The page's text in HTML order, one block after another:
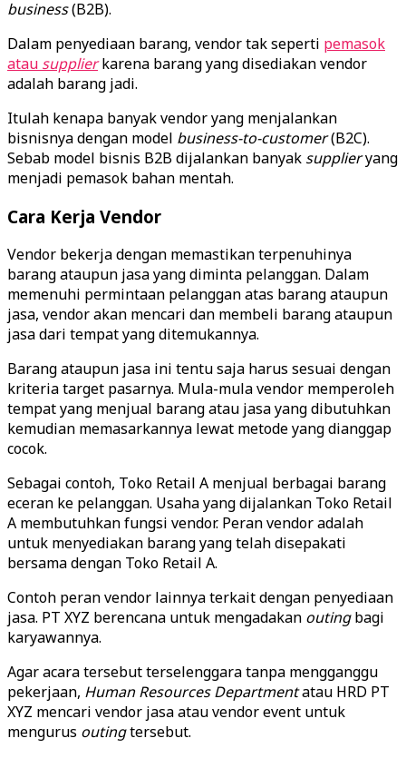
business(B2B).
Dalam penyediaan barang, vendor tak seperti pemasok
atau supplierkarena barang yang disediakan vendor
adalah barang jadi.
Itulah kenapa banyak vendor yang menjalankan
bisnisnya dengan model business-to-customer(B2C).
Sebab model bisnis B2B dijalankan banyak supplieryang
menjadi pemasok bahan mentah.
Cara Kerja Vendor
Vendor bekerja dengan memastikan terpenuhinya
barang ataupun jasa yang diminta pelanggan. Dalam
memenuhi permintaan pelanggan atas barang ataupun
jasa, vendor akan mencari dan membeli barang ataupun
jasa dari tempat yang ditemukannya.
Barang ataupun jasa ini tentu saja harus sesuai dengan
kriteria target pasarnya. Mula-mula vendor memperoleh
tempat yang menjual barang atau jasa yang dibutuhkan
kemudian memasarkannya lewat metode yang dianggap
cocok.
Sebagai contoh, Toko Retail A menjual berbagai barang
eceran ke pelanggan. Usaha yang dijalankan Toko Retail
A membutuhkan fungsi vendor. Peran vendor adalah
untuk menyediakan barang yang telah disepakati
bersama dengan Toko Retail A.
Contoh peran vendor lainnya terkait dengan penyediaan
jasa. PT XYZ berencana untuk mengadakan outingbagi
karyawannya.
Agar acara tersebut terselenggara tanpa mengganggu
pekerjaan, Human Resources Departmentatau HRD PT
XYZ mencari vendor jasa atau vendor event untuk
mengurus outingtersebut.